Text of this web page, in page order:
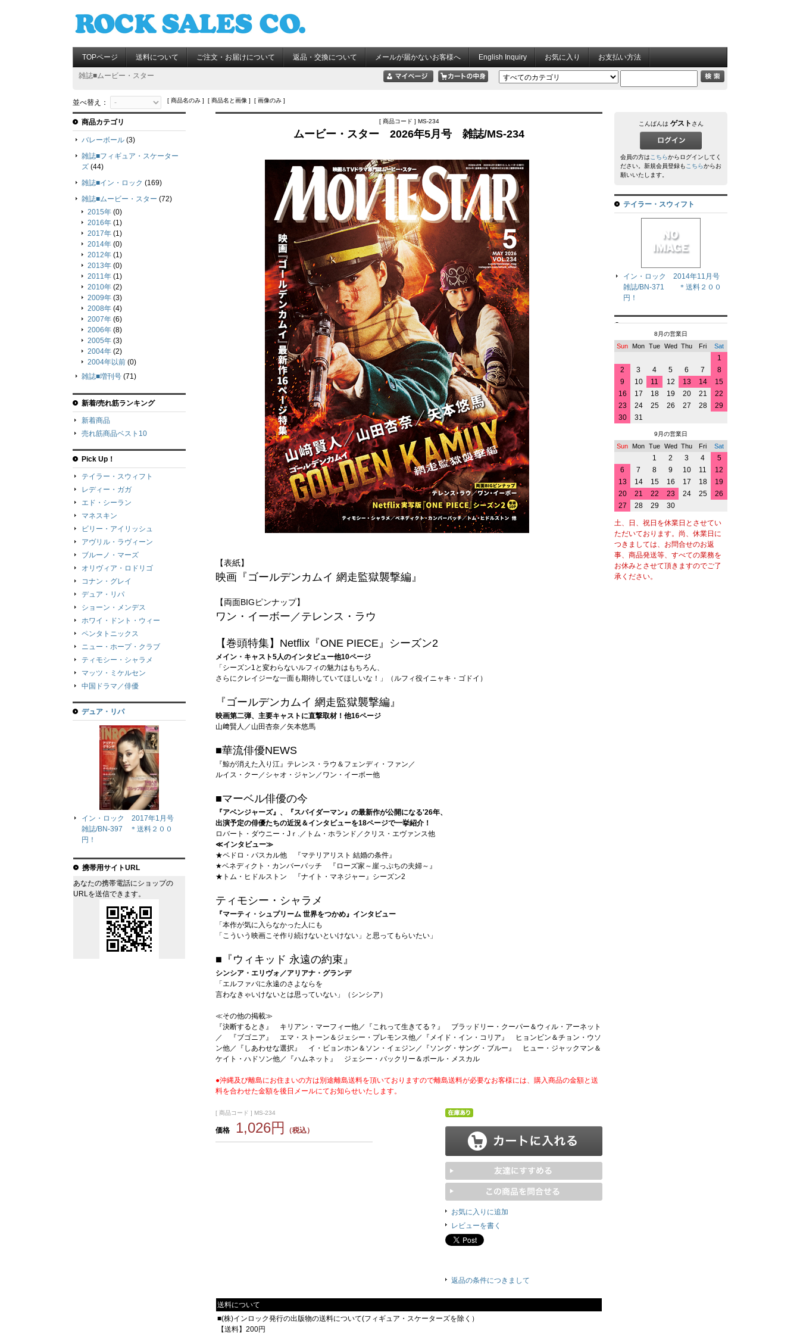
TOPページ 送料について ご注文・お届けについて 返品・交換について メールが届かないお客様へ English Inquiry お気に入り お支払い方法
雑誌■ムービー・スター
並べ替え： [ 商品名のみ ] [ 商品名と画像 ] [ 画像のみ ]
[ 商品コード ] MS-234
ムービー・スター 2026年5月号 雑誌/MS-234
【表紙】
映画『ゴールデンカムイ 網走監獄襲撃編』
【両面BIGピンナップ】
ワン・イーボー／テレンス・ラウ
【巻頭特集】Netflix『ONE PIECE』シーズン2
メイン・キャスト5人のインタビュー他10ページ
「シーズン1と変わらないルフィの魅力はもちろん、
さらにクレイジーな一面も期待していてほしいな！」（ルフィ役イニャキ・ゴドイ）
『ゴールデンカムイ 網走監獄襲撃編』
映画第二弾、主要キャストに直撃取材！他16ページ
山﨑賢人／山田杏奈／矢本悠馬
■華流俳優NEWS
『鯨が消えた入り江』テレンス・ラウ＆フェンディ・ファン／
ルイス・クー／シャオ・ジャン／ワン・イーボー他
■マーベル俳優の今
『アベンジャーズ』、『スパイダーマン』の最新作が公開になる'26年、
出演予定の俳優たちの近況＆インタビューを18ページで一挙紹介！
ロバート・ダウニー・Jｒ.／トム・ホランド／クリス・エヴァンス他
≪インタビュー≫
★ペドロ・パスカル他 『マテリアリスト 結婚の条件』
★ベネディクト・カンバーバッチ 『ローズ家～崖っぷちの夫婦～』
★トム・ヒドルストン 『ナイト・マネジャー』シーズン2
ティモシー・シャラメ
『マーティ・シュプリーム 世界をつかめ』インタビュー
「本作が気に入らなかった人にも
「こういう映画こそ作り続けないといけない」と思ってもらいたい」
■『ウィキッド 永遠の約束』
シンシア・エリヴォ／アリアナ・グランデ
「エルファバに永遠のさよならを
言わなきゃいけないとは思っていない」（シンシア）
≪その他の掲載≫
『決断するとき』 キリアン・マーフィー他／『これって生きてる？』 ブラッドリー・クーパー＆ウィル・アーネット
／ 『ブゴニア』 エマ・ストーン＆ジェシー・プレモンス他／『メイド・イン・コリア』 ヒョンビン＆チョン・ウソ
ン他／『しあわせな選択』 イ・ビョンホン＆ソン・イェジン／『ソング・サング・ブルー』 ヒュー・ジャックマン＆
ケイト・ハドソン他／『ハムネット』 ジェシー・バックリー＆ポール・メスカル
●沖縄及び離島にお住まいの方は別途離島送料を頂いておりますので離島送料が必要なお客様には、購入商品の金額と送
料を合わせた金額を後日メールにてお知らせいたします。
[ 商品コード ] MS-234
価格 1,026円 （税込）
お気に入りに追加
レビューを書く
返品の条件につきまして
送料について
■(株)インロック発行の出版物の送料について(フィギュア・スケーターズを除く）
【送料】200円
商品カテゴリ
バレーボール (3)
雑誌■フィギュア・スケーター
ズ (44)
雑誌■イン・ロック (169)
雑誌■ムービー・スター (72)
2015年 (0)
2016年 (1)
2017年 (1)
2014年 (0)
2012年 (1)
2013年 (0)
2011年 (1)
2010年 (2)
2009年 (3)
2008年 (4)
2007年 (6)
2006年 (8)
2005年 (3)
2004年 (2)
2004年以前 (0)
雑誌■増刊号 (71)
新着/売れ筋ランキング
新着商品
売れ筋商品ベスト10
Pick Up！
テイラー・スウィフト
レディー・ガガ
エド・シーラン
マネスキン
ビリー・アイリッシュ
アヴリル・ラヴィーン
ブルーノ・マーズ
オリヴィア・ロドリゴ
コナン・グレイ
デュア・リパ
ショーン・メンデス
ホワイ・ドント・ウィー
ペンタトニックス
ニュー・ホープ・クラブ
ティモシー・シャラメ
マッツ・ミケルセン
中国ドラマ／俳優
デュア・リパ
イン・ロック 2017年1月号
雑誌/BN-397 ＊送料２００
円！
携帯用サイトURL
あなたの携帯電話にショップの
URLを送信できます。
こんばんは ゲスト さん
会員の方はこちらからログインしてく
ださい。新規会員登録もこちらからお
願いいたします。
テイラー・スウィフト
イン・ロック 2014年11月号
雑誌/BN-371 ＊送料２００
円！
8月の営業日
Sun Mon Tue Wed Thu Fri Sat
1
2
3 4 5 6 7
8
9
10 11 12 13 14
15
16
17 18 19 20 21
22
23
24 25 26 27 28
29
30
31
9月の営業日
Sun Mon Tue Wed Thu Fri Sat
1 2 3 4
5
6
7 8 9 10 11
12
13
14 15 16 17 18
19
20
21 22 23 24 25
26
27
28 29 30
土、日、祝日を休業日とさせてい
ただいております。尚、休業日に
つきましては、お問合せのお返
事、商品発送等、すべての業務を
お休みとさせて頂きますのでご了
承ください。